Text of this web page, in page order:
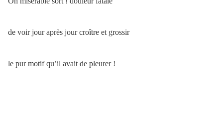
de voir jour après jour croître et grossir
le pur motif qu’il avait de pleurer !